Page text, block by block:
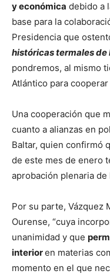
y económica debido a
base para la
Presidencia que
históricas termales de
pondremos, al mismo
Atlántico para
Una cooperación que
cuanto a alianzas en
Baltar, quien confirmó
de este mes de enero
aprobación plenaria
Por su parte, Vázquez
Ourense, “cuya
unanimidad y que
interioren materias
momento en el que